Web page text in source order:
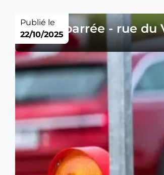
des
articles
de
nouveautés
Route barrée - rue du
Publié le
22/10/2025